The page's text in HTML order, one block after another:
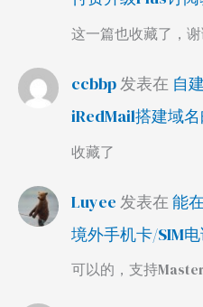
这一篇也收藏了，
ccbbp发表在 自
iRedMail搭建域
收藏了
Luyee 发表在 能
境外手机卡/SIM
可以的，支持